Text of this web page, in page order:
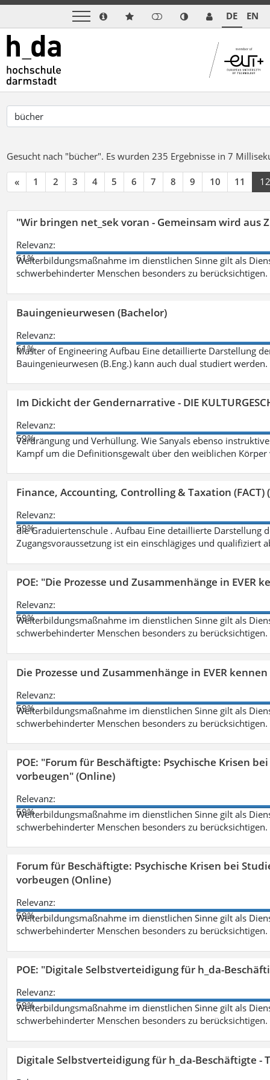
DE EN
Gesucht nach "bücher". Es wurden 235 Ergebnisse in 7
« 1 2 3 4 5 6 7 8 9 10 11 12
"Wir bringen net_sek voran - Gemeinsam wird aus
Relevanz:
61%
Weiterbildungsmaßnahme im dienstlichen Sinne gilt als
schwerbehinderter Menschen besonders zu berücksichtigen.
Bauingenieurwesen (Bachelor)
Relevanz:
61%
Master of Engineering Aufbau Eine detaillierte Darstellung
Bauingenieurwesen (B.Eng.) kann auch dual studiert
Im Dickicht der Gendernarrative - DIE
Relevanz:
59%
Verdrängung und Verhüllung. Wie Sanyals ebenso
Kampf um die Definitionsgewalt über den weiblichen
Finance, Accounting, Controlling & Taxation (FACT)
Relevanz:
59%
die Graduiertenschule . Aufbau Eine detaillierte Darstellung
Zugangsvoraussetzung ist ein einschlägiges und qualifiziert
POE: "Die Prozesse und Zusammenhänge in EVER
Relevanz:
59%
Weiterbildungsmaßnahme im dienstlichen Sinne gilt als
schwerbehinderter Menschen besonders zu berücksichtigen.
Die Prozesse und Zusammenhänge in EVER
Relevanz:
59%
Weiterbildungsmaßnahme im dienstlichen Sinne gilt als
schwerbehinderter Menschen besonders zu berücksichtigen.
POE: "Forum für Beschäftigte: Psychische Krisen
vorbeugen" (Online)
Relevanz:
59%
Weiterbildungsmaßnahme im dienstlichen Sinne gilt als
schwerbehinderter Menschen besonders zu berücksichtigen.
Forum für Beschäftigte: Psychische Krisen bei
vorbeugen (Online)
Relevanz:
59%
Weiterbildungsmaßnahme im dienstlichen Sinne gilt als
schwerbehinderter Menschen besonders zu berücksichtigen.
POE: "Digitale Selbstverteidigung für h_da-
Relevanz:
59%
Weiterbildungsmaßnahme im dienstlichen Sinne gilt als
schwerbehinderter Menschen besonders zu berücksichtigen.
Digitale Selbstverteidigung für h_da-Beschäftigte -